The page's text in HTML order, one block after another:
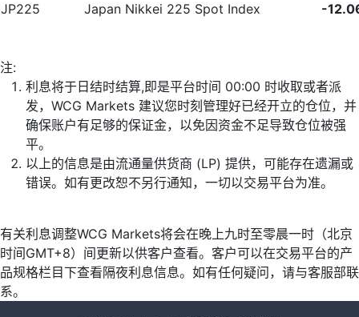
JP225
Japan Nikkei 225 Spot Index -
注:
利息将于日结时结算,即是平台时间 00:00 时收取或者派
发，WCG Markets 建议您时刻管理好已经开立的仓位，并
确保账户有足够的保证金，以免因资金不足导致仓位被强
平。
以上的信息是由流通量供货商 (LP) 提供，可能存在遗漏或
错误。如有更改恕不另行通知，一切以交易平台为准。
有关利息调整WCG Markets将会在晚上九时至零晨一时（北京
时间GMT+8）间更新以供客户查看。客户可以在交易平台的产
品规格栏目下查看隔夜利息信息。如有任何疑问，请与客服部联
系。